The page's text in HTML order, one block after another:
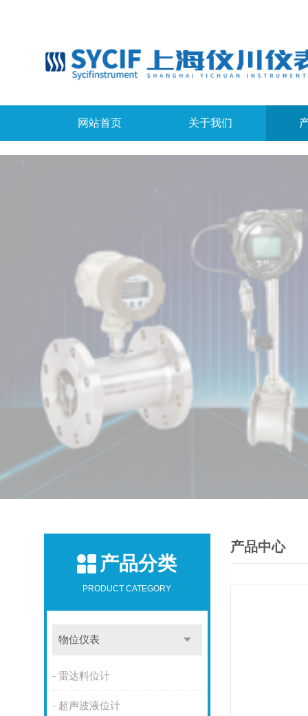
网站首页 关于我们
产品分类
PRODUCT CATEGORY
物位仪表
雷达料位计
超声波液位计
产品中心